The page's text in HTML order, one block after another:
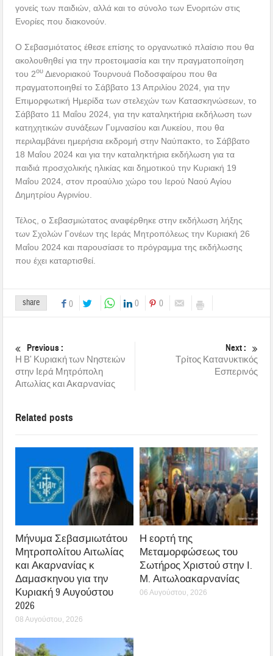
γονείς των παιδιών, αλλά και το σύνολο των Ενοριτών στις
Ενορίες που διακονούν.
Ο Σεβασμιότατος έθεσε επίσης το οργανωτικό πλαίσιο που θα
ακολουθηθεί για την προετοιμασία και την πραγματοποίηση
του 2ου Διενοριακού Τουρνουά Ποδοσφαίρου που θα
πραγματοποιηθεί το Σάββατο 13 Απριλίου 2024, για την
Επιμορφωτική Ημερίδα των στελεχών των Κατασκηνώσεων, το
Σάββατο 11 Μαΐου 2024, για την καταληκτήρια εκδήλωση των
κατηχητικών συνάξεων Γυμνασίου και Λυκείου, που θα
περιλαμβάνει ημερήσια εκδρομή στην Ναύπακτο, το Σάββατο
18 Μαΐου 2024 και για την καταληκτήρια εκδήλωση για τα
παιδιά προσχολικής ηλικίας και δημοτικού την Κυριακή 19
Μαΐου 2024, στον προαύλιο χώρο του Ιερού Ναού Αγίου
Δημητρίου Αγρινίου.
Τέλος, ο Σεβασμιώτατος αναφέρθηκε στην εκδήλωση λήξης
των Σχολών Γονέων της Ιεράς Μητροπόλεως την Κυριακή 26
Μαΐου 2024 και παρουσίασε το πρόγραμμα της εκδήλωσης
που έχει καταρτισθεί.
share 0 0 0
Previous :
Η Β’ Κυριακή των Νηστειών
στην Ιερά Μητρόπολη
Αιτωλίας και Ακαρνανίας
Next :
Τρίτος Κατανυκτικός
Εσπερινός
Related posts
Μήνυμα Σεβασμιωτάτου
Μητροπολίτου Αιτωλίας
και Ακαρνανίας κ
Δαμασκηνου για την
Κυριακή 9 Αυγούστου
2026
08 Αυγούστου, 2026
Η εορτή της
Μεταμορφώσεως του
Σωτήρος Χριστού στην Ι.
Μ. Αιτωλοακαρνανίας
06 Αυγούστου, 2026